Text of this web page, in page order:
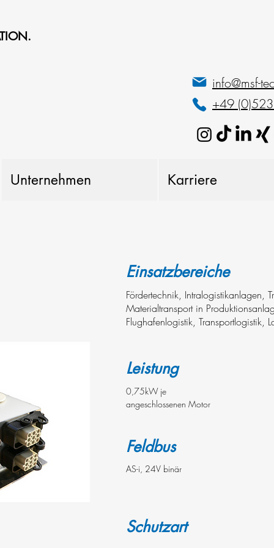
info@msf-
+49
Unternehmen Karriere
Einsatzbereiche
Fördertechnik, Intralogistikanlagen,
Materialtransport in
Flughafenlogistik, Transportlogistik,
Leistung
0,75kW je
angeschlossenen Motor
Feldbus
AS-i, 24V binär
Schutzart